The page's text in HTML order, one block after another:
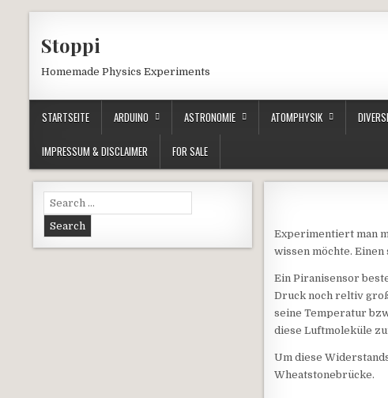
Stoppi
Homemade Physics Experiments
STARTSEITE ARDUINO ASTRONOMIE ATOMPHYSIK
IMPRESSUM & DISCLAIMER FOR SALE
Experimentiert man
wissen möchte.
Ein Piranisensor
Druck noch reltiv
seine Temperatur
diese Luftmoleküle
Um diese
Wheatstonebrücke.
Search for: